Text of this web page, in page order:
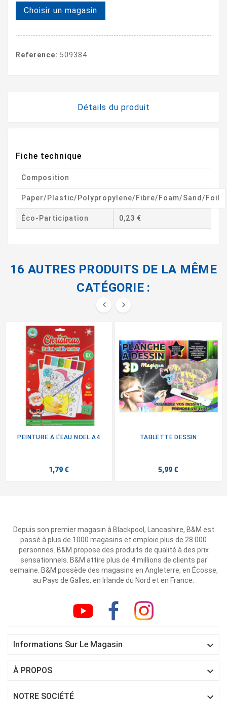
Choisir un magasin
Reference: 509384
Détails du produit
Fiche technique
Composition
Paper/Plastic/Polypropylene/Fibre/Foam/Sand/Foil
Éco-Participation 0,23 €
16 AUTRES PRODUITS DE LA MÊME
CATÉGORIE :
 
PEINTURE A L'EAU NOEL A4
1,79 €
TABLETTE DESSIN
5,99 €
Depuis son premier magasin à Blackpool, Lancashire, B&M est
passé à plus de 1000 magasins et emploie plus de 28 000
personnes. B&M propose des produits de qualité à des prix
sensationnels. B&M attire plus de 4 millions de clients par
semaine. B&M possède des magasins en Angleterre, en Écosse,
au Pays de Galles, en Irlande du Nord et en France.
Informations Sur Le Magasin 
À PROPOS 
NOTRE SOCIÉTÉ 